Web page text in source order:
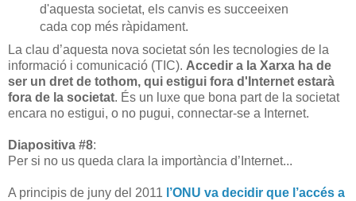
d'aquesta societat, els canvis es succeeixen
cada cop més ràpidament.
La clau d’aquesta nova societat són les tecnologies de la
informació i comunicació (TIC). Accedir a la Xarxa ha de
ser un dret de tothom, qui estigui fora d'Internet estarà
fora de la societat. És un luxe que bona part de la societat
encara no estigui, o no pugui, connectar-se a Internet.
Diapositiva #8:
Per si no us queda clara la importància d’Internet...
A principis de juny del 2011 l’ONU va decidir que l’accés a